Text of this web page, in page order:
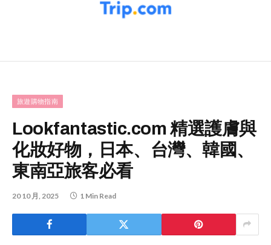
旅遊購物指南
Lookfantastic.com 精選護膚與
化妝好物，日本、台灣、韓國、
東南亞旅客必看
20 10 月, 2025 1 Min Read